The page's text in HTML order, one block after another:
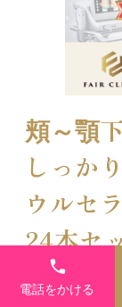
頬～顎
しっか
ウルセ
24本セ
頬・フェ
電話をかける